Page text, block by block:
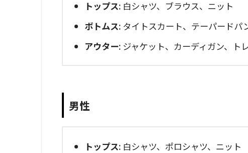
トップス: 白シャツ、ブラウス、ニット
ボトムス: タイトスカート、テーパードパ
アウター: ジャケット、カーディガン、ト
男性
トップス: 白シャツ、ポロシャツ、ニット